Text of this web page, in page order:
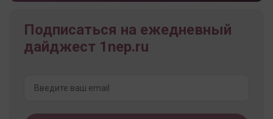
Подписаться на ежедневный
дайджест 1nep.ru